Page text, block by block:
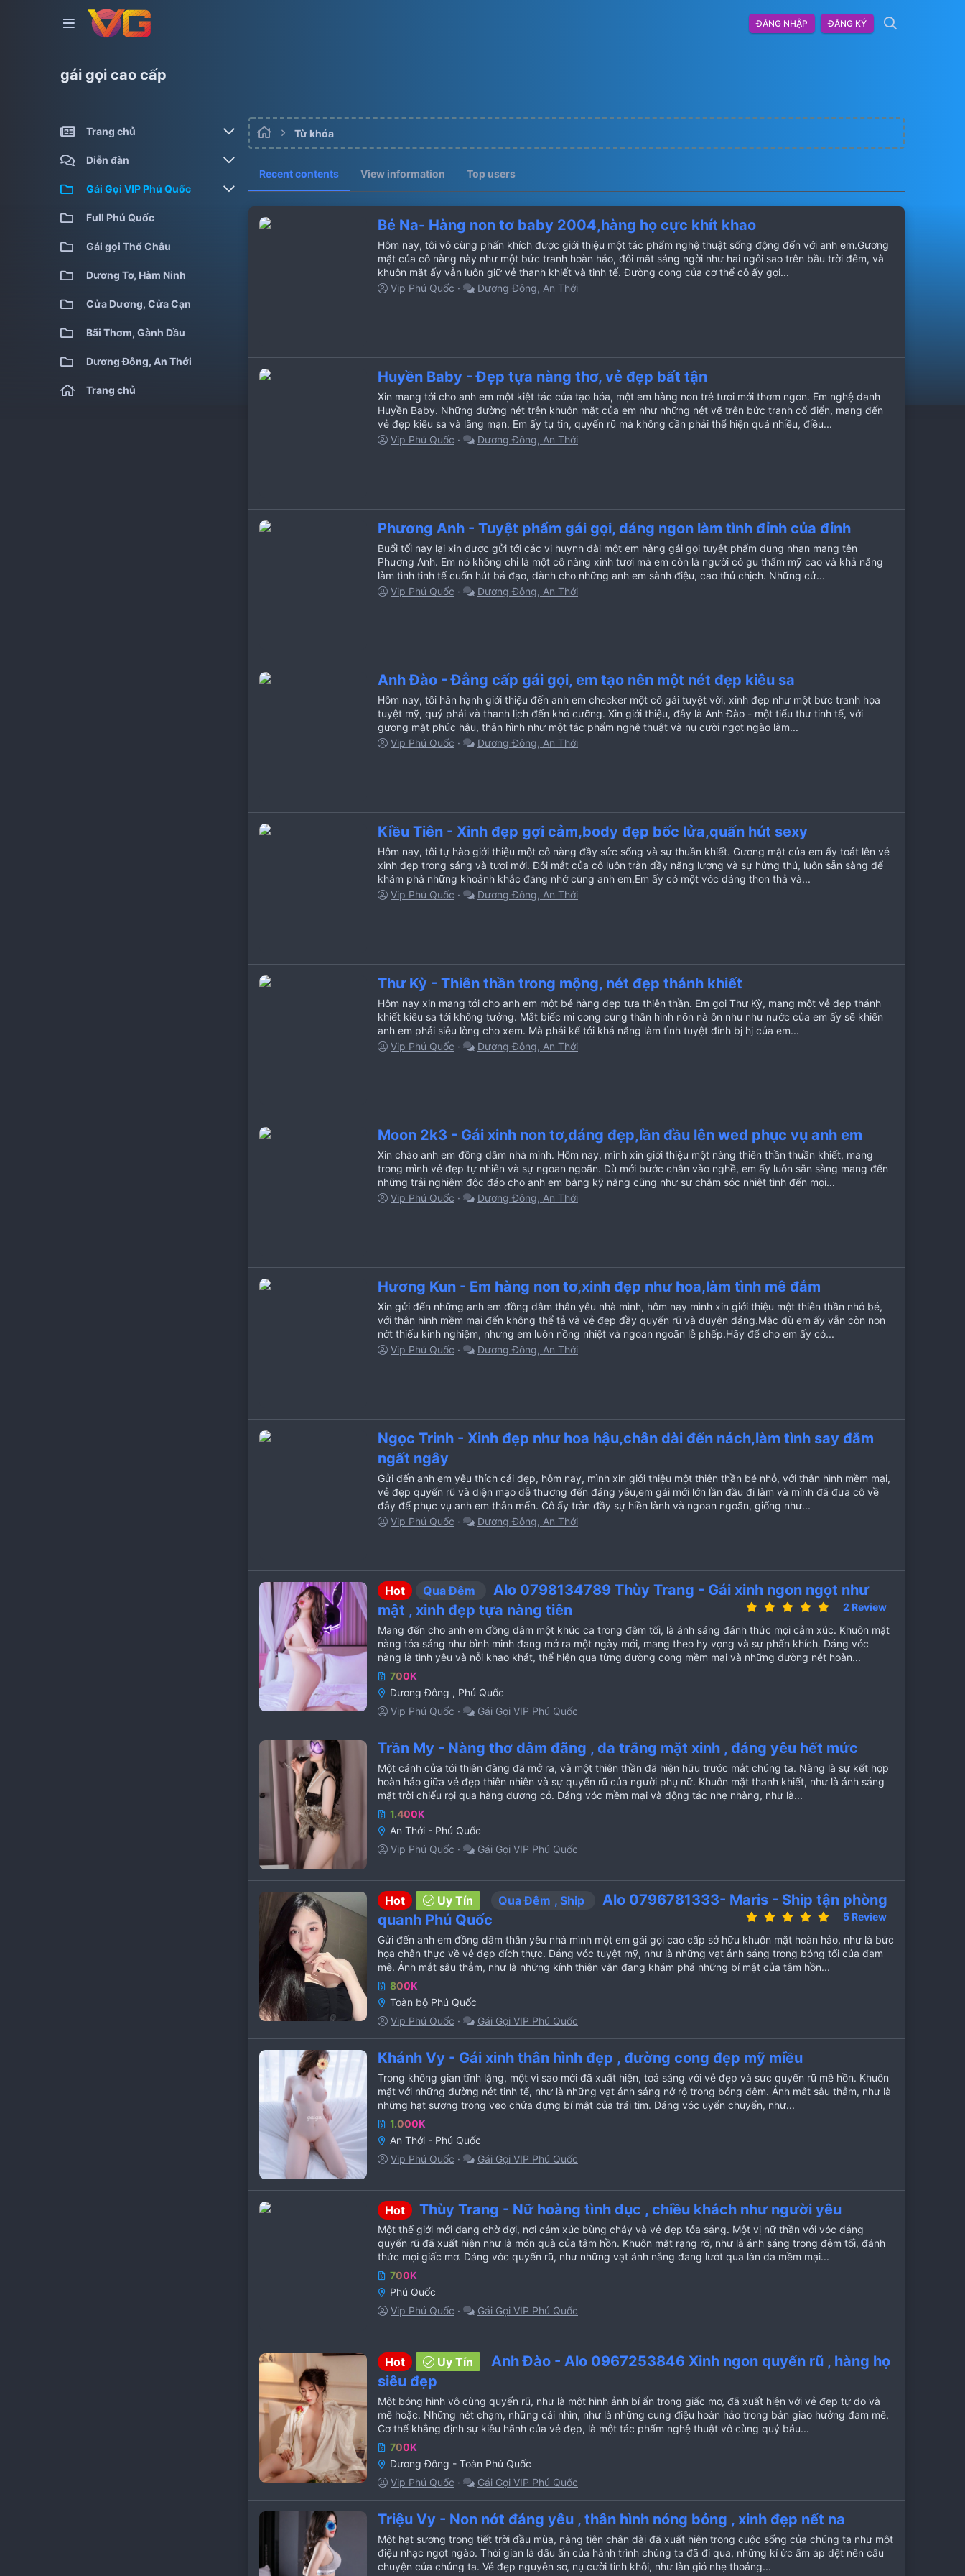
ĐĂNG NHẬP ĐĂNG KÝ
gái gọi cao cấp
Trang chủ
Gái gọi kiểm định
Gái gọi cao cấp
Gái gọi siêu cấp
Diễn đàn
Bài viết mới
Tìm chủ đề
Gái Gọi VIP Phú Quốc
Full Phú Quốc
Full Phú Quốc
Gái gọi Thổ Châu
Dương Tơ, Hàm Ninh
Cửa Dương, Cửa Cạn
Bãi Thơm, Gành Dầu
Dương Đông, An Thới
Trang chủ
Từ khóa
Recent contents View information Top users
Bé Na- Hàng non tơ baby 2004,hàng họ cực khít khao
Hôm nay, tôi vô cùng phấn khích được giới thiệu một tác phẩm nghệ thuật sống động đến với anh em.Gương
mặt của cô nàng này như một bức tranh hoàn hảo, đôi mắt sáng ngời như hai ngôi sao trên bầu trời đêm, và
khuôn mặt ấy vẫn luôn giữ vẻ thanh khiết và tinh tế. Đường cong của cơ thể cô ấy gợi...
Vip Phú Quốc
Dương Đông, An Thới
Huyền Baby - Đẹp tựa nàng thơ, vẻ đẹp bất tận
Xin mang tới cho anh em một kiệt tác của tạo hóa, một em hàng non trẻ tươi mới thơm ngon. Em nghệ danh
Huyền Baby. Những đường nét trên khuôn mặt của em như những nét vẽ trên bức tranh cổ điển, mang đến
vẻ đẹp kiêu sa và lãng mạn. Em ấy tự tin, quyến rũ mà không cần phải thể hiện quá nhiều, điều...
Vip Phú Quốc
Dương Đông, An Thới
Phương Anh - Tuyệt phẩm gái gọi, dáng ngon làm tình đỉnh của đỉnh
Buổi tối nay lại xin được gửi tới các vị huynh đài một em hàng gái gọi tuyệt phẩm dung nhan mang tên
Phương Anh. Em nó không chỉ là một cô nàng xinh tươi mà em còn là người có gu thẩm mỹ cao và khả năng
làm tình tinh tế cuốn hút bá đạo, dành cho những anh em sành điệu, cao thủ chịch. Những cử...
Vip Phú Quốc
Dương Đông, An Thới
Anh Đào - Đẳng cấp gái gọi, em tạo nên một nét đẹp kiêu sa
Hôm nay, tôi hân hạnh giới thiệu đến anh em checker một cô gái tuyệt vời, xinh đẹp như một bức tranh họa
tuyệt mỹ, quý phái và thanh lịch đến khó cưỡng. Xin giới thiệu, đây là Anh Đào - một tiểu thư tinh tế, với
gương mặt phúc hậu, thân hình như một tác phẩm nghệ thuật và nụ cười ngọt ngào làm...
Vip Phú Quốc
Dương Đông, An Thới
Kiều Tiên - Xinh đẹp gợi cảm,body đẹp bốc lửa,quấn hút sexy
Hôm nay, tôi tự hào giới thiệu một cô nàng đầy sức sống và sự thuần khiết. Gương mặt của em ấy toát lên vẻ
xinh đẹp trong sáng và tươi mới. Đôi mắt của cô luôn tràn đầy năng lượng và sự hứng thú, luôn sẵn sàng để
khám phá những khoảnh khắc đáng nhớ cùng anh em.Em ấy có một vóc dáng thon thả và...
Vip Phú Quốc
Dương Đông, An Thới
Thư Kỳ - Thiên thần trong mộng, nét đẹp thánh khiết
Hôm nay xin mang tới cho anh em một bé hàng đẹp tựa thiên thần. Em gọi Thư Kỳ, mang một vẻ đẹp thánh
khiết kiêu sa tới không tưởng. Mắt biếc mi cong cùng thân hình nõn nà ôn nhu như nước của em ấy sẽ khiến
anh em phải siêu lòng cho xem. Mà phải kể tới khả năng làm tình tuyệt đỉnh bj hj của em...
Vip Phú Quốc
Dương Đông, An Thới
Moon 2k3 - Gái xinh non tơ,dáng đẹp,lần đầu lên wed phục vụ anh em
Xin chào anh em đồng dâm nhà mình. Hôm nay, mình xin giới thiệu một nàng thiên thần thuần khiết, mang
trong mình vẻ đẹp tự nhiên và sự ngoan ngoãn. Dù mới bước chân vào nghề, em ấy luôn sẵn sàng mang đến
những trải nghiệm độc đáo cho anh em bằng kỹ năng cũng như sự chăm sóc nhiệt tình đến mọi...
Vip Phú Quốc
Dương Đông, An Thới
Hương Kun - Em hàng non tơ,xinh đẹp như hoa,làm tình mê đắm
Xin gửi đến những anh em đồng dâm thân yêu nhà mình, hôm nay mình xin giới thiệu một thiên thần nhỏ bé,
với thân hình mềm mại đến không thể tả và vẻ đẹp đầy quyến rũ và duyên dáng.Mặc dù em ấy vẫn còn non
nớt thiếu kinh nghiệm, nhưng em luôn nồng nhiệt và ngoan ngoãn lễ phếp.Hãy để cho em ấy có...
Vip Phú Quốc
Dương Đông, An Thới
Ngọc Trinh - Xinh đẹp như hoa hậu,chân dài đến nách,làm tình say đắm
ngất ngây
Gửi đến anh em yêu thích cái đẹp, hôm nay, mình xin giới thiệu một thiên thần bé nhỏ, với thân hình mềm mại,
vẻ đẹp quyến rũ và diện mạo dễ thương đến đáng yêu,em gái mới lớn lần đầu đi làm và mình đã đưa cô về
đây để phục vụ anh em thân mến. Cô ấy tràn đầy sự hiền lành và ngoan ngoãn, giống như...
Vip Phú Quốc
Dương Đông, An Thới
Hot Qua Đêm
Alo 0798134789 Thùy Trang - Gái xinh ngon ngọt như
mật , xinh đẹp tựa nàng tiên
0
x
ế
2 Review
Mang đến cho anh em đồng dâm một khúc ca trong đêm tối, là ánh sáng đánh thức mọi cảm xúc. Khuôn mặt
nàng tỏa sáng như bình minh đang mở ra một ngày mới, mang theo hy vọng và sự phấn khích. Dáng vóc
nàng là tình yêu và nỗi khao khát, thể hiện qua từng đường cong mềm mại và những đường nét hoàn...
700K
Dương Đông , Phú Quốc
Vip Phú Quốc
Gái Gọi VIP Phú Quốc
Trần My - Nàng thơ dâm đãng , da trắng mặt xinh , đáng yêu hết mức
Một cánh cửa tới thiên đàng đã mở ra, và một thiên thần đã hiện hữu trước mắt chúng ta. Nàng là sự kết hợp
hoàn hảo giữa vẻ đẹp thiên nhiên và sự quyến rũ của người phụ nữ. Khuôn mặt thanh khiết, như là ánh sáng
mặt trời chiếu rọi qua hàng dương cỏ. Dáng vóc mềm mại và động tác nhẹ nhàng, như là...
1.400K
An Thới - Phú Quốc
Vip Phú Quốc
Gái Gọi VIP Phú Quốc
Hot Uy Tín Qua Đêm Ship
Alo 0796781333- Maris - Ship tận phòng
quanh Phú Quốc
0
0
x
5 Review
Gửi đến anh em đồng dâm thân yêu nhà mình một em gái gọi cao cấp sở hữu khuôn mặt hoàn hảo, như là bức
họa chân thực về vẻ đẹp đích thực. Dáng vóc tuyệt mỹ, như là những vạt ánh sáng trong bóng tối của đam
mê. Ánh mắt sâu thẳm, như là những kính thiên văn đang khám phá những bí mật của tâm hồn...
800K
Toàn bộ Phú Quốc
Vip Phú Quốc
Gái Gọi VIP Phú Quốc
Khánh Vy - Gái xinh thân hình đẹp , đường cong đẹp mỹ miều
Trong không gian tĩnh lặng, một vì sao mới đã xuất hiện, toả sáng với vẻ đẹp và sức quyến rũ mê hồn. Khuôn
mặt với những đường nét tinh tế, như là những vạt ánh sáng nở rộ trong bóng đêm. Ánh mắt sâu thẳm, như là
những hạt sương trong veo chứa đựng bí mật của trái tim. Dáng vóc uyển chuyển, như...
1.000K
An Thới - Phú Quốc
Vip Phú Quốc
Gái Gọi VIP Phú Quốc
Hot Thùy Trang - Nữ hoàng tình dục , chiều khách như người yêu
Một thế giới mới đang chờ đợi, nơi cảm xúc bùng cháy và vẻ đẹp tỏa sáng. Một vị nữ thần với vóc dáng
quyến rũ đã xuất hiện như là món quà của tâm hồn. Khuôn mặt rạng rỡ, như là ánh sáng trong đêm tối, đánh
thức mọi giấc mơ. Dáng vóc quyến rũ, như những vạt ánh nắng đang lướt qua làn da mềm mại...
700K
Phú Quốc
Vip Phú Quốc
Gái Gọi VIP Phú Quốc
Hot Uy Tín
Anh Đào - Alo 0967253846 Xinh ngon quyến rũ , hàng họ
siêu đẹp
Một bóng hình vô cùng quyến rũ, như là một hình ảnh bí ẩn trong giấc mơ, đã xuất hiện với vẻ đẹp tự do và
mê hoặc. Những nét chạm, những cái nhìn, như là những cung điệu hoàn hảo trong bản giao hưởng đam mê.
Cơ thể khẳng định sự kiêu hãnh của vẻ đẹp, là một tác phẩm nghệ thuật vô cùng quý báu...
700K
Dương Đông - Toàn Phú Quốc
Vip Phú Quốc
Gái Gọi VIP Phú Quốc
Triệu Vy - Non nớt đáng yêu , thân hình nóng bỏng , xinh đẹp nết na
Một hạt sương trong tiết trời đầu mùa, nàng tiên chân dài đã xuất hiện trong cuộc sống của chúng ta như một
điệu nhạc ngọt ngào. Thời gian là dấu ấn của hành trình chúng ta đã đi qua, những kí ức ấm áp dệt nên câu
chuyện của chúng ta. Vẻ đẹp nguyên sơ, nụ cười tinh khôi, như làn gió nhẹ thoảng...